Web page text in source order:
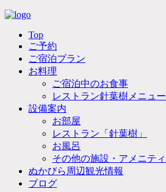
Top
ご予約
ご宿泊プラン
お料理
ご宿泊中のお食事
レストラン針葉樹メニュー
設備案内
お部屋
レストラン「針葉樹」
お風呂
その他の施設・アメニティ
ぬかびら周辺観光情報
ブログ